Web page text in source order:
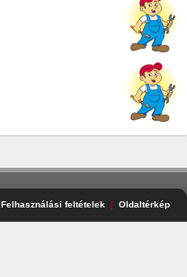
Felhasználási feltételek Oldaltérkép